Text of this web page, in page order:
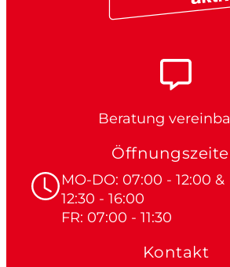
Beratung
MO-DO: 07:00 - 12:00 &
12:30 - 16:00
FR: 07:00 - 11:30
Kontakt